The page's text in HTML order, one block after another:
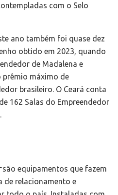
com o Selo
ano também foi quase dez
obtido em 2023, quando
de Madalena e
prêmio máximo de
brasileiro. O Ceará conta
162 Salas do Empreendedor
são equipamentos que fazem
de relacionamento e